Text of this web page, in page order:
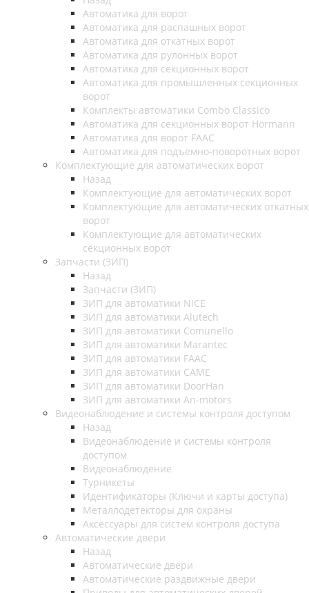
Автоматика для ворот
Автоматика для распашных ворот
Автоматика для откатных ворот
Автоматика для рулонных ворот
Автоматика для секционных ворот
Автоматика для промышленных секционных
ворот
Комплекты автоматики Combo Classico
Автоматика для секционных ворот Hörmann
Автоматика для ворот FAAC
Автоматика для подъемно-поворотных ворот
Комплектующие для автоматических ворот
Назад
Комплектующие для автоматических ворот
Комплектующие для автоматических откатных
ворот
Комплектующие для автоматических
секционных ворот
Запчасти (ЗИП)
Назад
Запчасти (ЗИП)
ЗИП для автоматики NICE
ЗИП для автоматики Alutech
ЗИП для автоматики Comunello
ЗИП для автоматики Marantec
ЗИП для автоматики FAAC
ЗИП для автоматики CAME
ЗИП для автоматики DoorHan
ЗИП для автоматики An-motors
Видеонаблюдение и системы контроля доступом
Назад
Видеонаблюдение и системы контроля
доступом
Видеонаблюдение
Турникеты
Идентификаторы (Ключи и карты доступа)
Металлодетекторы для охраны
Аксессуары для систем контроля доступа
Автоматические двери
Назад
Автоматические двери
Автоматические раздвижные двери